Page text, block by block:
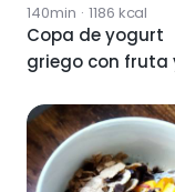
140min · 1186 kcal
Copa de yogurt
griego con fruta